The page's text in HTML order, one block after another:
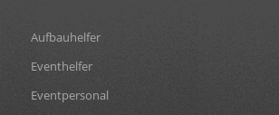
Aufbauhelfer
Eventhelfer
Eventpersonal